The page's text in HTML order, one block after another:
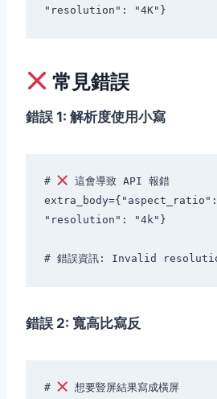
常見錯誤
錯誤 1: 解析度使用小寫
#
這會導致 API 報錯
"resolution": "4k"}
錯誤 2: 寬高比寫反
#
想要豎屏結果寫成橫屏